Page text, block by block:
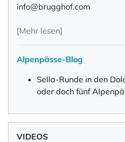
info@brugghof.com
[Mehr lesen]
Alpenpässe-Blog
Sella-Runde in den
oder doch fünf
VIDEOS